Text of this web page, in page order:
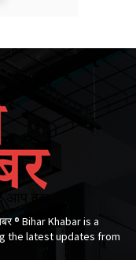
®​ Bihar Khabar is a
the latest updates from